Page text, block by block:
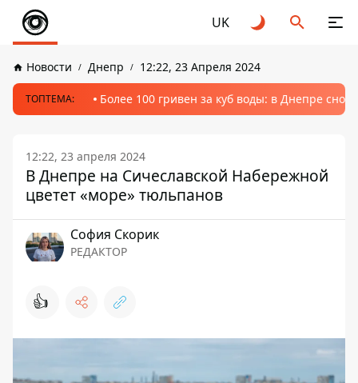
UK
Новости Днепр 12:22, 23 Апреля 2024
ТОПТЕМА: Более 100 гривен за куб воды: в Днепре
12:22, 23 апреля 2024
В Днепре на Сичеславской Набережной
цветет «море» тюльпанов
София Скорик
РЕДАКТОР
👍